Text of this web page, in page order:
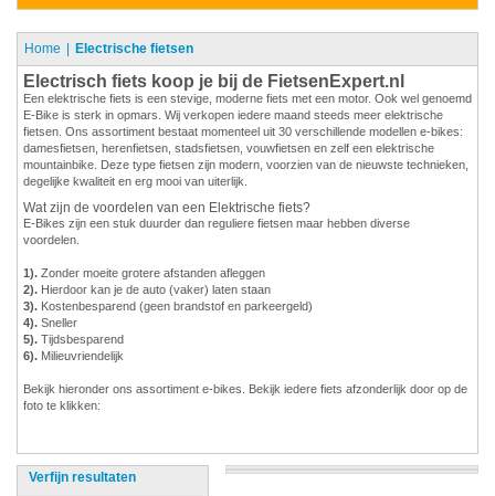
Home Electrische fietsen
Electrisch fiets koop je bij de FietsenExpert.nl
Een elektrische fiets is een stevige, moderne fiets met een motor. Ook wel genoemd
E-Bike is sterk in opmars. Wij verkopen iedere maand steeds meer elektrische
fietsen. Ons assortiment bestaat momenteel uit 30 verschillende modellen e-bikes:
damesfietsen, herenfietsen, stadsfietsen, vouwfietsen en zelf een elektrische
mountainbike. Deze type fietsen zijn modern, voorzien van de nieuwste technieken,
degelijke kwaliteit en erg mooi van uiterlijk.
Wat zijn de voordelen van een Elektrische fiets?
E-Bikes zijn een stuk duurder dan reguliere fietsen maar hebben diverse
voordelen.
1). Zonder moeite grotere afstanden afleggen
2). Hierdoor kan je de auto (vaker) laten staan
3). Kostenbesparend (geen brandstof en parkeergeld)
4). Sneller
5). Tijdsbesparend
6). Milieuvriendelijk
Bekijk hieronder ons assortiment e-bikes. Bekijk iedere fiets afzonderlijk door op de
foto te klikken:
Verfijn resultaten